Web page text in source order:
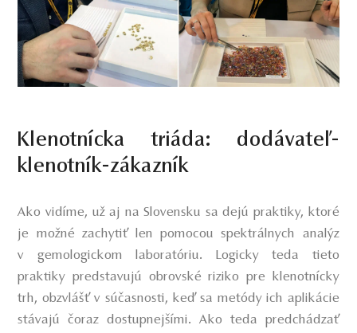
Klenotnícka triáda: dodávateľ-
klenotník-zákazník
Ako vidíme, už aj na Slovensku sa dejú praktiky, ktoré
je možné zachytiť len pomocou spektrálnych analýz
v gemologickom laboratóriu. Logicky teda tieto
praktiky predstavujú obrovské riziko pre klenotnícky
trh, obzvlášť v súčasnosti, keď sa metódy ich aplikácie
stávajú čoraz dostupnejšími. Ako teda predchádzať